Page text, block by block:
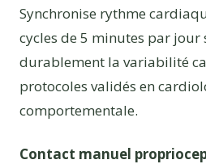
Synchronise rythme
cycles de 5 minutes par
durablement la variabilité
protocoles validés en
comportementale.
Contact manuel